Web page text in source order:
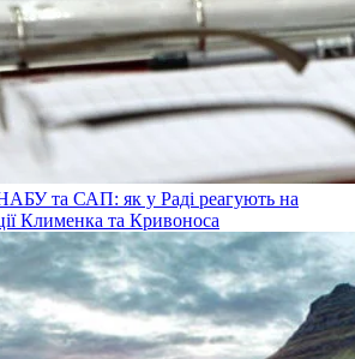
та САП: як у Раді реагують на
Клименка та Кривоноса